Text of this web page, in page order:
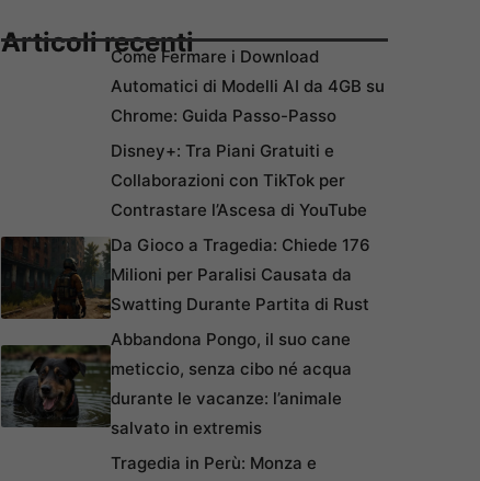
Articoli recentiCome Fermare i Download
Automatici di Modelli AI da 4GB su
Chrome: Guida Passo-Passo
Disney+: Tra Piani Gratuiti e
Collaborazioni con TikTok per
Contrastare l’Ascesa di YouTube
Da Gioco a Tragedia: Chiede 176
Milioni per Paralisi Causata da
Swatting Durante Partita di Rust
Abbandona Pongo, il suo cane
meticcio, senza cibo né acqua
durante le vacanze: l’animale
salvato in extremis
Tragedia in Perù: Monza e